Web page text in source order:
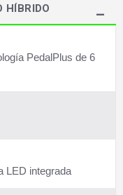
HÍBRIDO
PedalPlus de 6
LED integrada